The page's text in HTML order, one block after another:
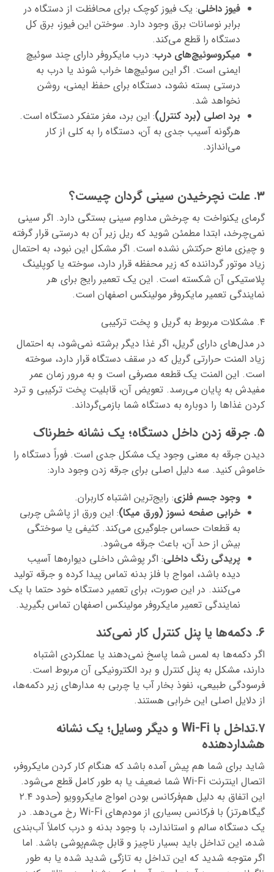
فیوز داخلی: یک فیوز کوچک برای محافظت از دستگاه در
برابر نوسانات برق وجود دارد. سوختن این فیوز، برق کل
دستگاه را قطع می‌کند.
میکروسوئیچ‌های درب: درب مایکروفر دارای چند سوئیچ
ایمنی است. اگر این سوئیچ‌ها خراب شوند یا درب به
درستی بسته نشود، دستگاه برای حفظ ایمنی، روشن
نخواهد شد.
برد اصلی (برد کنترل): این برد، مغز متفکر دستگاه است.
هرگونه آسیب جدی به آن، دستگاه را به کلی از کار
می‌اندازد.
۳. علت نچرخیدن سینی گردان چیست؟
گرمای یکنواخت به چرخش مداوم سینی بستگی دارد. اگر سینی
نمی‌چرخد، ابتدا مطمئن شوید که ریل زیر آن به درستی قرار گرفته
و چیزی مانع حرکتش نشده است. اگر مشکل این نبود، به احتمال
زیاد موتور گرداننده که زیر محفظه قرار دارد، سوخته یا کوپلینگ
پلاستیکی آن شکسته است. این یک تعمیر رایج برای هر
نمایندگی تعمیر مایکروفر مولینکس اصفهان است.
۴. مشکلات مربوط به گریل و پخت ترکیبی
در مدل‌های دارای گریل، اگر غذا دیگر برشته نمی‌شود، به احتمال
زیاد المنت حرارتی گریل که در سقف دستگاه قرار دارد، سوخته
است. این المنت یک قطعه مصرفی است و به مرور زمان عمر
مفیدش به پایان می‌رسد. تعویض آن، قابلیت پخت ترکیبی و ترد
کردن غذاها را دوباره به دستگاه شما بازمی‌گرداند.
۵. جرقه زدن داخل دستگاه؛ یک نشانه خطرناک
دیدن جرقه به معنی وجود یک مشکل جدی است. فوراً دستگاه را
خاموش کنید. سه دلیل اصلی برای جرقه زدن وجود دارد:
وجود جسم فلزی: رایج‌ترین اشتباه کاربران.
خرابی صفحه نسوز (ورق میکا): این ورق از پاشش چربی
به قطعات حساس جلوگیری می‌کند. کثیفی یا سوختگی
بیش از حد آن، باعث جرقه می‌شود.
پریدگی رنگ داخلی: اگر پوشش داخلی دیواره‌ها آسیب
دیده باشد، امواج با فلز بدنه تماس پیدا کرده و جرقه تولید
می‌کنند. در این صورت، برای تعمیر دستگاه خود حتما با یک
نمایندگی تعمیر مایکروفر مولینکس اصفهان تماس بگیرید.
۶. دکمه‌ها یا پنل کنترل کار نمی‌کند
اگر دکمه‌ها به لمس شما پاسخ نمی‌دهند یا عملکردی اشتباه
دارند، مشکل به پنل کنترل و برد الکترونیکی آن مربوط است.
فرسودگی طبیعی، نفوذ بخار آب یا چربی به مدارهای زیر دکمه‌ها،
از دلایل اصلی این خرابی هستند.
۷.تداخل با Wi-Fi و دیگر وسایل؛ یک نشانه
هشداردهنده
شاید برای شما هم پیش آمده باشد که هنگام کار کردن مایکروفر،
اتصال اینترنت Wi-Fi شما ضعیف یا به طور کامل قطع می‌شود.
این اتفاق به دلیل هم‌فرکانس بودن امواج مایکروویو (حدود ۲.۴
گیگاهرتز) با فرکانس بسیاری از مودم‌های Wi-Fi رخ می‌دهد. در
یک دستگاه سالم و استاندارد، با وجود بدنه و درب کاملاً آب‌بندی
شده، این تداخل باید بسیار ناچیز و قابل چشم‌پوشی باشد. اما
اگر متوجه شدید که این تداخل به تازگی شدید شده یا به طور